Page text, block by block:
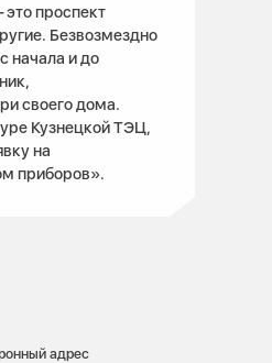
проспект
Безвозмездно
начала и до
своего дома.
Кузнецкой ТЭЦ,
на
приборов».
адрес